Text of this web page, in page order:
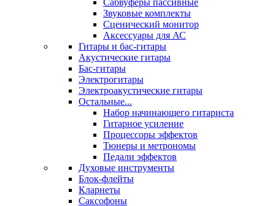
Сабвуферы пассивные
Звуковые комплекты
Сценический монитор
Аксессуары для АС
Гитары и бас-гитары
Акустические гитары
Бас-гитары
Электрогитары
Электроакустические гитары
Остальные...
Набор начинающего гитариста
Гитарное усиление
Процессоры эффектов
Тюнеры и метрономы
Педали эффектов
Духовые инструменты
Блок-флейты
Кларнеты
Саксофоны